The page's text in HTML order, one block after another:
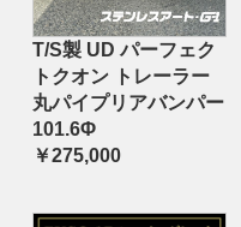
T/S製 UD パーフェク
トクオン トレーラー
丸パイプリアバンパー
101.6Φ
￥275,000